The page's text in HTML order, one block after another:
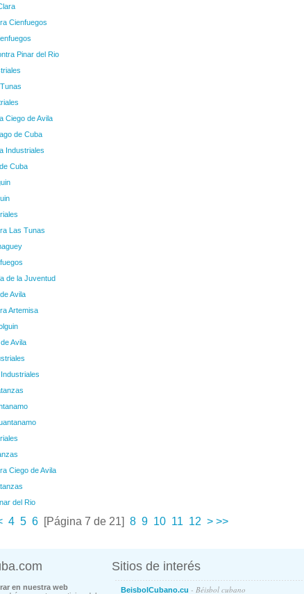
Cienfuegos
Pinar del Rio
Ciego de Avila
de Cuba
Industriales
Cuba
Las Tunas
de la Juventud
Avila
Artemisa
Avila
Ciego de Avila
del Rio
4 5 6 [Página 7 de 21] 8 9 10 11 12 > >>
en nuestra web
Sitios de interés
BeisbolCubano.cu - Béisbol cubano